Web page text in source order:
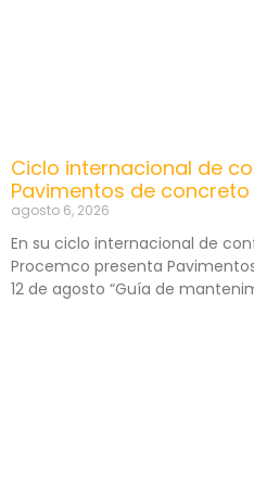
Ciclo internacional de
Pavimentos de
agosto 6, 2026
En su ciclo internacional de
Procemco presenta
12 de agosto “Guía de